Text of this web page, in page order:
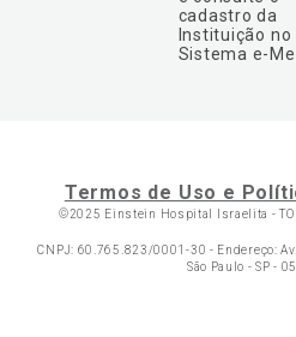
cadastro da
Instituição no
Sistema e-
Termos de Uso e
©2025 Einstein Hospital Israelita -
CNPJ: 60.765.823/0001-30 - Endereço:
São Paulo - SP -